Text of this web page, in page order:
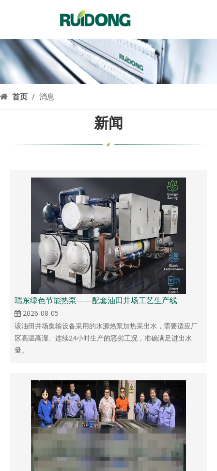
العربية
Français
Pусский
Türk dili
首页 / 消息
新闻
瑞东绿色节能热泵——配套油田井场工艺生产线
2026-08-05
该油田井场集输设备采用的水源热泵加热采出水，需要适应厂
区高温高湿、连续24小时生产的恶劣工况，准确满足进出水
量。